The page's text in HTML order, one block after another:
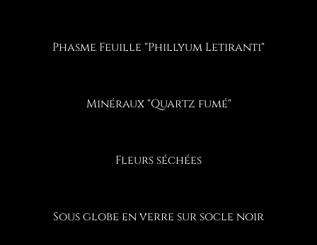
Phasme Feuille "Phillyum Letiranti"
Minéraux "Quartz fumé"
Fleurs séchées
Sous globe en verre sur socle noir